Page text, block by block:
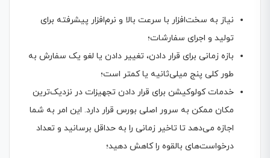
نیاز به سخت‌افزار با سرعت بالا و نرم‌افزار پیشرفته برای
تولید و اجرای سفارشات؛
بازه زمانی برای قرار دادن، تغییر دادن یا لغو یک سفارش به
طور کلی پنج میلی‌ثانیه یا کمتر است؛
خدمات کولوکیشن برای قرار دادن تجهیزات در نزدیک‌ترین
مکان ممکن به سرور اصلی بورس قرار دارد. این امر به شما
اجازه می‌دهد تا تاخیر زمانی را به حداقل برسانید و تعداد
درخواست‌های بالقوه را کاهش دهید؛